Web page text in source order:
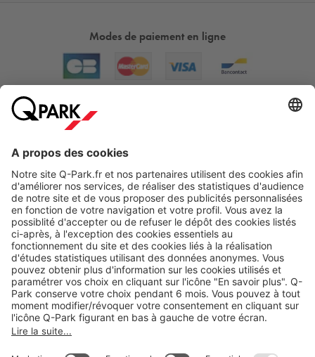
Modes de paiement en ligne
Nos produits
Nos services
Cookies